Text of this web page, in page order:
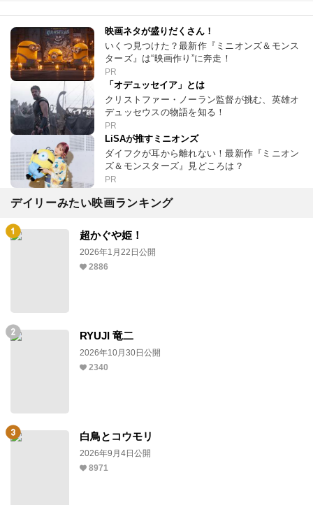
映画ネタが盛りだくさん！
いくつ見つけた？最新作『ミニオンズ＆モンス
ターズ』は“映画作り”に奔走！
PR
「オデュッセイア」とは
クリストファー・ノーラン監督が挑む、英雄オ
デュッセウスの物語を知る！
PR
LiSAが推すミニオンズ
ダイフクが耳から離れない！最新作『ミニオン
ズ＆モンスターズ』見どころは？
PR
デイリーみたい映画ランキング
超かぐや姫！
2026年1月22日公開
2886
RYUJI 竜二
2026年10月30日公開
2340
白鳥とコウモリ
2026年9月4日公開
8971